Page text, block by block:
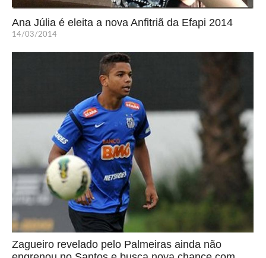
Ana Júlia é eleita a nova Anfitriã da Efapi 2014
14/03/2014
Zagueiro revelado pelo Palmeiras ainda não